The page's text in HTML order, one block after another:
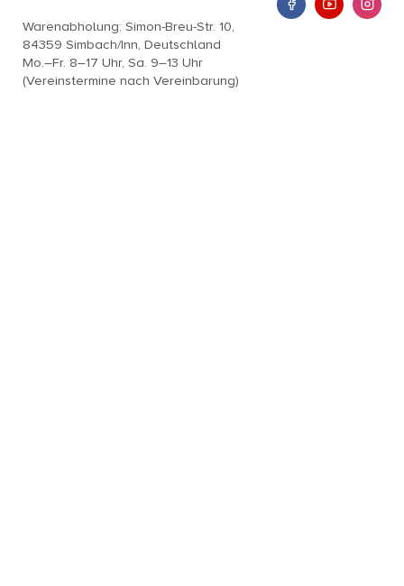
Warenabholung: Simon-Breu-Str. 10,
84359 Simbach/Inn, Deutschland
Mo.–Fr. 8–17 Uhr, Sa. 9–13 Uhr
(Vereinstermine nach Vereinbarung)